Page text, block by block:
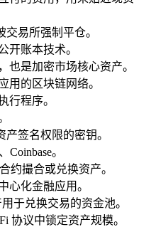
易所强制平仓。
开账本技术。
也是加密市场核心资产。
用的区块链网络。
行程序。
签名权限的密钥。
。
约撮合或兑换资产。
心化金融应用。
于兑换交易的资金池。
协议中锁定资产规模。